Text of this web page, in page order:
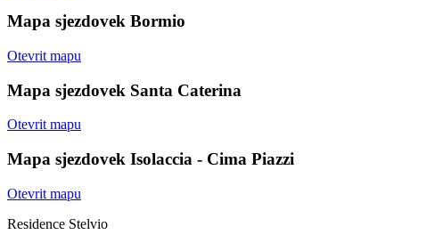
Mapa sjezdovek Bormio
Otevrit mapu
Mapa sjezdovek Santa Caterina
Otevrit mapu
Mapa sjezdovek Isolaccia - Cima Piazzi
Otevrit mapu
Residence Stelvio